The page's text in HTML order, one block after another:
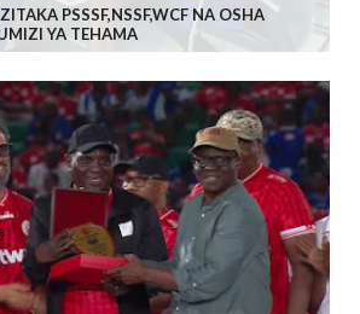
PSSSF,NSSF,WCF NA OSHA
YA TEHAMA